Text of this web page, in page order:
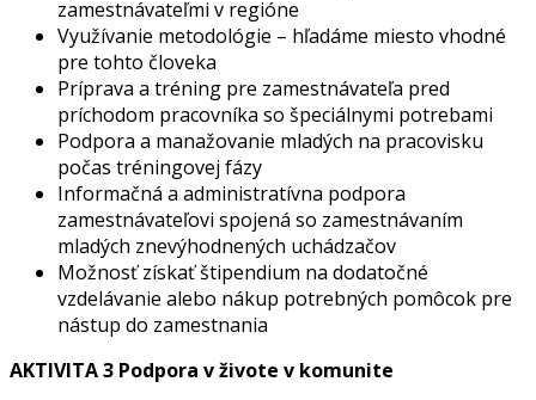
zamestnávateľmi v regióne
Využívanie metodológie – hľadáme miesto vhodné
pre tohto človeka
Príprava a tréning pre zamestnávateľa pred
príchodom pracovníka so špeciálnymi potrebami
Podpora a manažovanie mladých na pracovisku
počas tréningovej fázy
Informačná a administratívna podpora
zamestnávateľovi spojená so zamestnávaním
mladých znevýhodnených uchádzačov
Možnosť získať štipendium na dodatočné
vzdelávanie alebo nákup potrebných pomôcok pre
nástup do zamestnania
AKTIVITA 3 Podpora v živote v komunite